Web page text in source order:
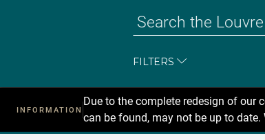
FILTERS
INFORMATION
Due to the complete redesign of
can be found, may not be up to
Recherche